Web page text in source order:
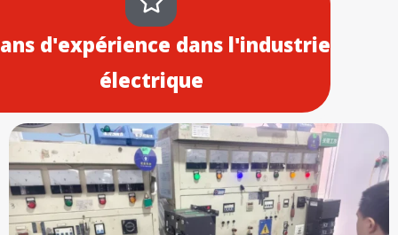
d'expérience dans l'industrie
électrique